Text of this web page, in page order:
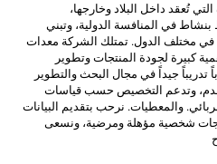
تُعقد داخل البلاد وخارجها،
في المنافسة الدولية، وتبني
مختلف الدول. تمتلك الشركة معدات
كبيرة لجودة المنتجات وتطوير
تدريباً جيداً في مجال البحث والتطوير
متقدم، وتدعم التخصيص حسب قياسات
والمعطيات. نرحب بتقديم البيانات
شخصية مؤهلة ومرضية، ونسعى